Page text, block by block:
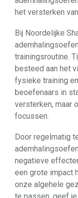
het versterken
Bij Noordelijke
trainingsroutine.
besteed aan het
fysieke training
beoefenaars in
versterken, maar
focussen.
Door regelmatig
negatieve
een grote impact
onze algehele